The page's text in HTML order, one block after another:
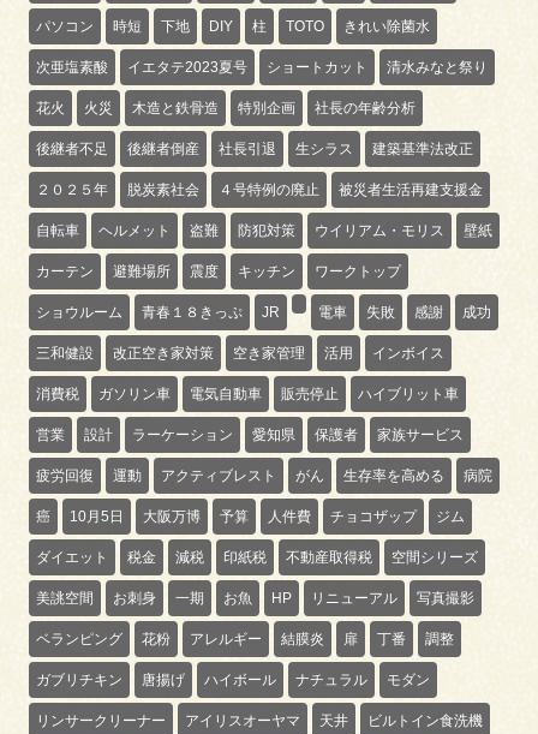
パソコン 時短 下地 DIY 柱 TOTO きれい除菌水
次亜塩素酸 イエタテ2023夏号 ショートカット 清水みなと祭り
花火 火災 木造と鉄骨造 特別企画 社長の年齢分析
後継者不足 後継者倒産 社長引退 生シラス 建築基準法改正
２０２５年 脱炭素社会 ４号特例の廃止 被災者生活再建支援金
自転車 ヘルメット 盗難 防犯対策 ウイリアム・モリス 壁紙
カーテン 避難場所 震度 キッチン ワークトップ
ショウルーム 青春１８きっぷ JR 電車 失敗 感謝 成功
三和健設 改正空き家対策 空き家管理 活用 インボイス
消費税 ガソリン車 電気自動車 販売停止 ハイブリット車
営業 設計 ラーケーション 愛知県 保護者 家族サービス
疲労回復 運動 アクティブレスト がん 生存率を高める 病院
癌 10月5日 大阪万博 予算 人件費 チョコザップ ジム
ダイエット 税金 減税 印紙税 不動産取得税 空間シリーズ
美誂空間 お刺身 一期 お魚 HP リニューアル 写真撮影
ベランピング 花粉 アレルギー 結膜炎 扉 丁番 調整
ガブリチキン 唐揚げ ハイボール ナチュラル モダン
リンサークリーナー アイリスオーヤマ 天井 ビルトイン食洗機